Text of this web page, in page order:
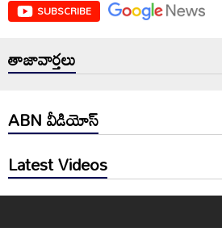
SUBSCRIBE
తాజావార్తలు
ABN వీడియోస్
Latest Videos